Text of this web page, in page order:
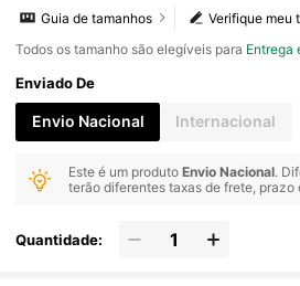
Verifique meu
Guia de tamanhos
Todos os tamanho são elegíveis para Entrega
Enviado De
Envio Nacional Internacional
Este é um produtoEnvio Nacional.
terão diferentes taxas de frete, prazo
Quantidade: